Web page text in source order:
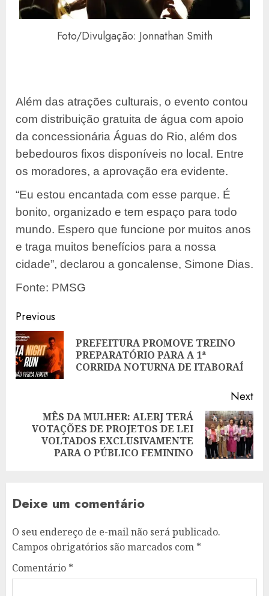
Foto/Divulgação: Jonnathan Smith
Além das atrações culturais, o evento contou
com distribuição gratuita de água com apoio
da concessionária Águas do Rio, além dos
bebedouros fixos disponíveis no local. Entre
os moradores, a aprovação era evidente.
“Eu estou encantada com esse parque. É
bonito, organizado e tem espaço para todo
mundo. Espero que funcione por muitos anos
e traga muitos benefícios para a nossa
cidade”, declarou a goncalense, Simone Dias.
Fonte: PMSG
Post
navigation
Previous
PREFEITURA PROMOVE TREINO
PREPARATÓRIO PARA A 1ª
CORRIDA NOTURNA DE ITABORAÍ
Next
Next
MÊS DA MULHER: ALERJ TERÁ
VOTAÇÕES DE PROJETOS DE LEI
VOLTADOS EXCLUSIVAMENTE
PARA O PÚBLICO FEMININO
Deixe um comentário
O seu endereço de e-mail não será publicado.
Campos obrigatórios são marcados com *
Comentário *